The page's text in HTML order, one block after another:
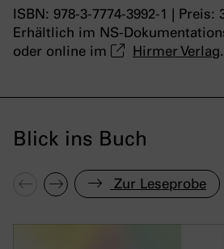
ISBN: 978-3-7774-3992-1 | Preis:
Erhältlich im NS-
oder online im
Hirmer Verlag.
Blick ins Buch
Zur Leseprobe